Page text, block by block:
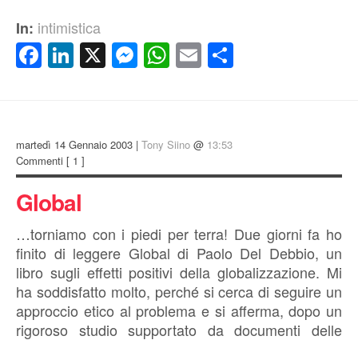
In: intimistica
Facebook
LinkedIn
X Messenger
WhatsApp
Email
martedì 14 Gennaio 2003 | Tony Siino @ 13:53
Commenti [ 1 ]
Global
…torniamo con i piedi per terra! Due giorni fa ho
finito di leggere Global di Paolo Del Debbio, un
libro sugli effetti positivi della globalizzazione. Mi
ha soddisfatto molto, perché si cerca di seguire un
approccio etico al problema e si afferma, dopo un
rigoroso studio supportato da documenti delle